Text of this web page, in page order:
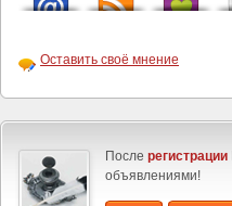
Оставить своё мнение
После регистрации
объявлениями!